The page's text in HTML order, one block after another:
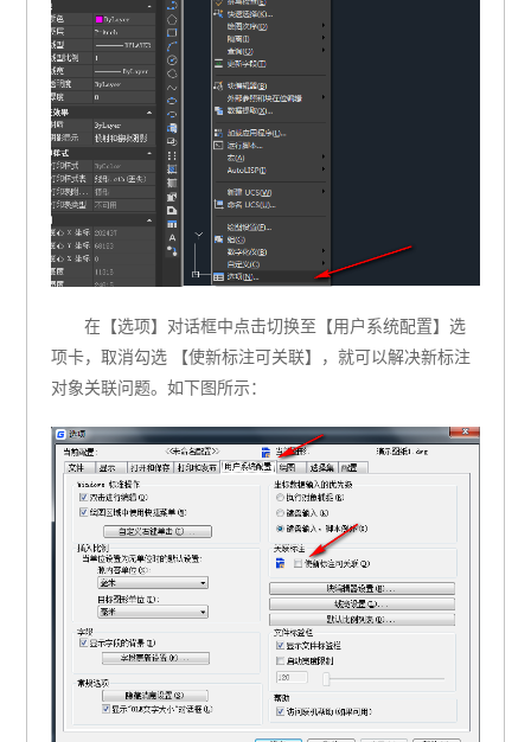
在【选项】对话框中点击切换至【用户系统配置】选
项卡，取消勾选 【使新标注可关联】，就可以解决新标注
对象关联问题。如下图所示：